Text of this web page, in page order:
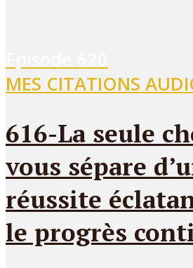
MES CITATIONS
616-La seule
vous sépare
réussite
le progrès